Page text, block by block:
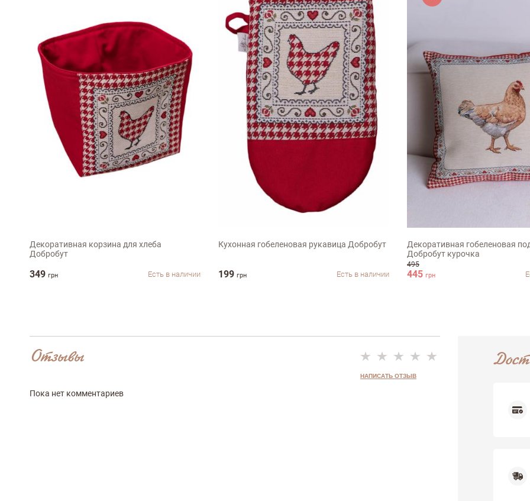
Декоративная корзина для хлеба
Добробут
349 грн Есть в наличии
Кухонная гобеленовая рукавица Добробут
199 грн Есть в наличии
Декоративная гобеленовая
Добробут курочка
495
445 грн
Отзывы
НАПИСАТЬ ОТЗЫВ
Пока нет комментариев
Оставить отзыв